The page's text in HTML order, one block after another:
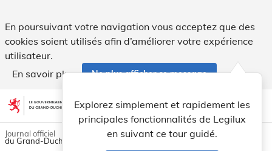
En poursuivant votre navigation vous acceptez que des
cookies soient utilisés afin d’améliorer votre expérience
utilisateur.
En savoir plus
Ne plus afficher ce message
Aller au contenu account_circle help Aide
Explorez simplement et rapidement les
principales fonctionnalités de Legilux
en suivant ce tour guidé.
light_mode dark_mode
Journal officiel
du Grand-Duché de Luxembourg